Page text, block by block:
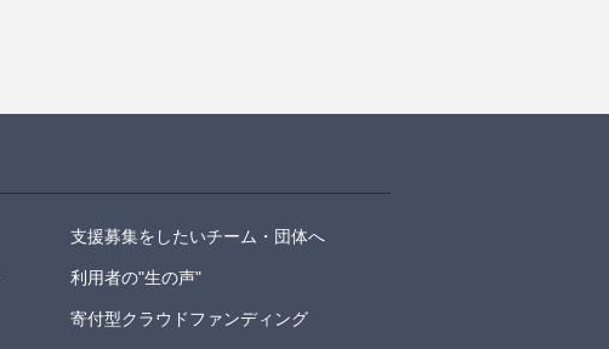
支援募集をしたいチーム・団体へ
利用者の"生の声"
寄付型クラウドファンディング